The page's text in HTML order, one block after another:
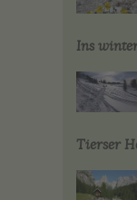
Ins
Tierser